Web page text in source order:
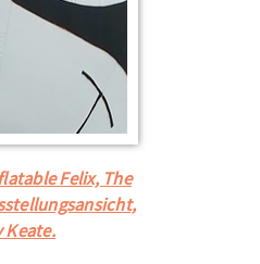
Felix, The
Keate.